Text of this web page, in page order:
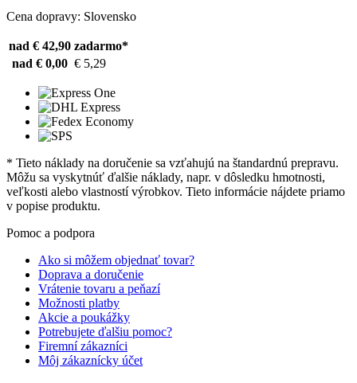
Cena dopravy: Slovensko
nad € 42,90 zadarmo*
nad € 0,00 € 5,29
* Tieto náklady na doručenie sa vzťahujú na štandardnú prepravu.
Môžu sa vyskytnúť ďalšie náklady, napr. v dôsledku hmotnosti,
veľkosti alebo vlastností výrobkov. Tieto informácie nájdete priamo
v popise produktu.
Pomoc a podpora
Ako si môžem objednať tovar?
Doprava a doručenie
Vrátenie tovaru a peňazí
Možnosti platby
Akcie a poukážky
Potrebujete ďalšiu pomoc?
Firemní zákazníci
Môj zákaznícky účet